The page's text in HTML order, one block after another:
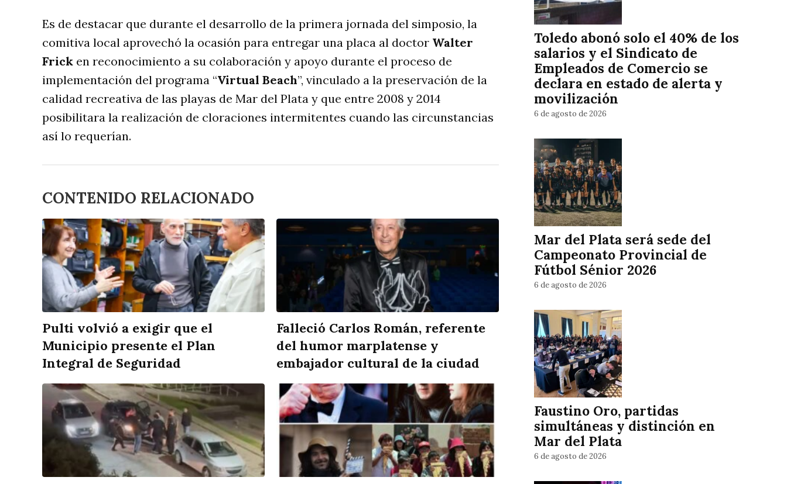
Es de destacar que durante el desarrollo de la primera jornada del simposio, la
comitiva local aprovechó la ocasión para entregar una placa al doctor Walter
Frick en reconocimiento a su colaboración y apoyo durante el proceso de
implementación del programa “Virtual Beach”, vinculado a la preservación de la
calidad recreativa de las playas de Mar del Plata y que entre 2008 y 2014
posibilitara la realización de cloraciones intermitentes cuando las circunstancias
así lo requerían.
CONTENIDO RELACIONADO
Pulti volvió a exigir que el
Municipio presente el Plan
Integral de Seguridad
Falleció Carlos Román, referente
del humor marplatense y
embajador cultural de la ciudad
Toledo abonó solo el 40% de los
salarios y el Sindicato de
Empleados de Comercio se
declara en estado de alerta y
movilización
6 de agosto de 2026
Mar del Plata será sede del
Campeonato Provincial de
Fútbol Sénior 2026
6 de agosto de 2026
Faustino Oro, partidas
simultáneas y distinción en
Mar del Plata
6 de agosto de 2026